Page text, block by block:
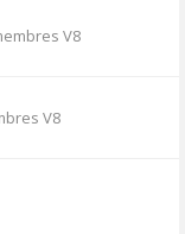
V8
V8